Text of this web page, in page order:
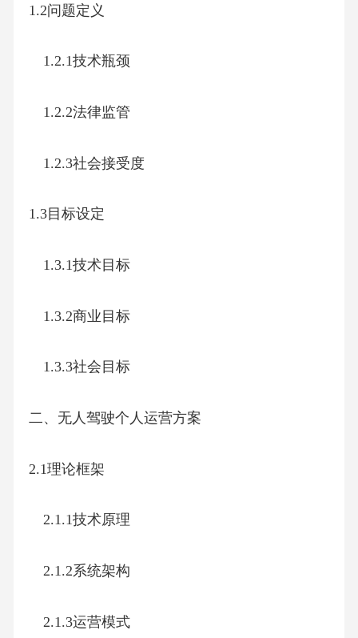
1.2问题定义
1.2.1技术瓶颈
1.2.2法律监管
1.2.3社会接受度
1.3目标设定
1.3.1技术目标
1.3.2商业目标
1.3.3社会目标
二、无人驾驶个人运营方案
2.1理论框架
2.1.1技术原理
2.1.2系统架构
2.1.3运营模式